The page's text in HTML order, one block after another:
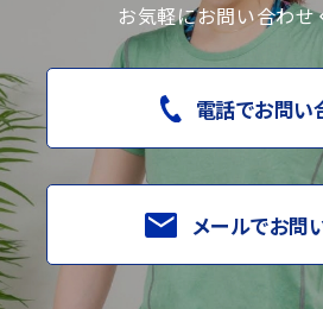
お気軽にお問い合わせ
電話でお問い
メールでお問